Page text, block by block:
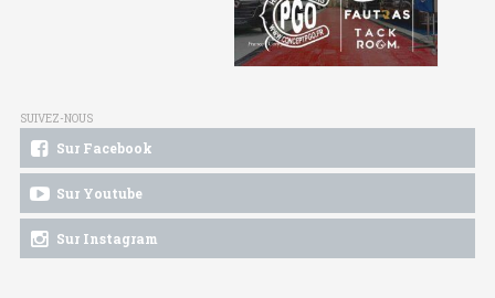
SUIVEZ-NOUS
Sur Facebook
Sur Youtube
Sur Instagram